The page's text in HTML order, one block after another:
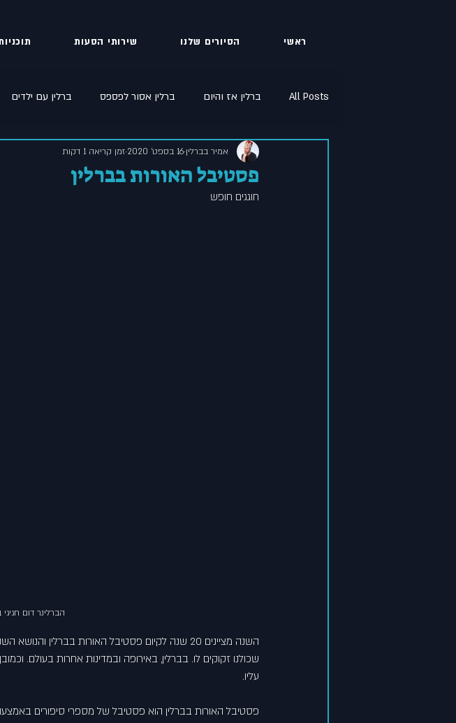
ראשי הסיורים שלנו שירותי הסעות
All Posts ברלין אז והיום ברלין אסור לפספס ברלין עם ילדים
סתיו בברלין שיחון עברי גרמני ברלין קורונה
פסטיבל האורות בברלין
אמיר בברלין 16 בספט׳ 2020 זמן קריאה 1 דקות
חוגגים חופש
הברלינר דום
השנה מציינים 20 שנה לקיום פסטיבל האורות בברלין
שכולנו זקוקים לו. בברלין, באירופה ובמדינות אחרות בעולם.
עליו.